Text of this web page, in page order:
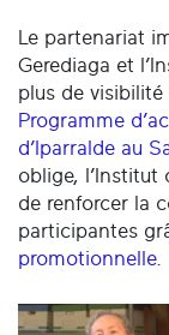
Le partenariat
Gerediaga et
plus de visibilité
Programme
d’Iparralde au
oblige, l’Institut
de renforcer la
participantes
promotionnelle.